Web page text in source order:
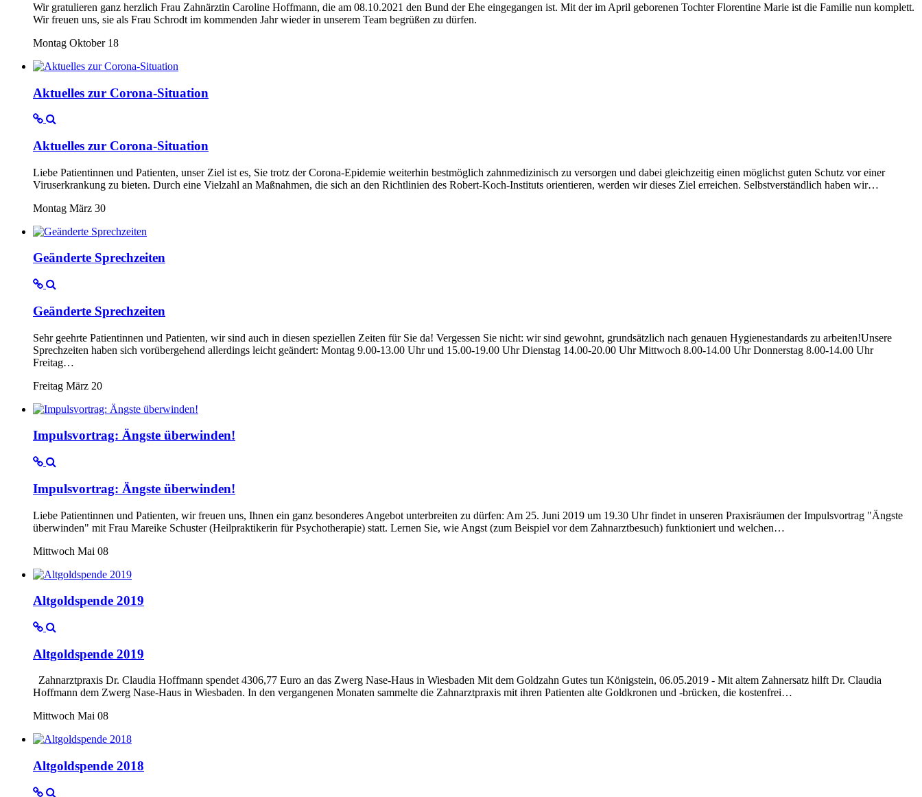
Wir gratulieren ganz herzlich Frau Zahnärztin Caroline Hoffmann, die am 08.10.2021 den Bund der Ehe eingegangen ist. Mit der im April geborenen Tochter Florentine Marie ist die Familie nun komplett.
Wir freuen uns, sie als Frau Schrodt im kommenden Jahr wieder in unserem Team begrüßen zu dürfen.
Montag Oktober 18
Aktuelles zur Corona-Situation
Aktuelles zur Corona-Situation
Liebe Patientinnen und Patienten, unser Ziel ist es, Sie trotz der Corona-Epidemie weiterhin bestmöglich zahnmedizinisch zu versorgen und dabei gleichzeitig einen möglichst guten Schutz vor einer
Viruserkrankung zu bieten. Durch eine Vielzahl an Maßnahmen, die sich an den Richtlinien des Robert-Koch-Instituts orientieren, werden wir dieses Ziel erreichen. Selbstverständlich haben wir…
Montag März 30
Geänderte Sprechzeiten
Geänderte Sprechzeiten
Sehr geehrte Patientinnen und Patienten, wir sind auch in diesen speziellen Zeiten für Sie da! Vergessen Sie nicht: wir sind gewohnt, grundsätzlich nach genauen Hygienestandards zu arbeiten!Unsere
Sprechzeiten haben sich vorübergehend allerdings leicht geändert: Montag 9.00-13.00 Uhr und 15.00-19.00 Uhr Dienstag 14.00-20.00 Uhr Mittwoch 8.00-14.00 Uhr Donnerstag 8.00-14.00 Uhr
Freitag…
Freitag März 20
Impulsvortrag: Ängste überwinden!
Impulsvortrag: Ängste überwinden!
Liebe Patientinnen und Patienten, wir freuen uns, Ihnen ein ganz besonderes Angebot unterbreiten zu dürfen: Am 25. Juni 2019 um 19.30 Uhr findet in unseren Praxisräumen der Impulsvortrag "Ängste
überwinden" mit Frau Mareike Schuster (Heilpraktikerin für Psychotherapie) statt. Lernen Sie, wie Angst (zum Beispiel vor dem Zahnarztbesuch) funktioniert und welchen…
Mittwoch Mai 08
Altgoldspende 2019
Altgoldspende 2019
Zahnarztpraxis Dr. Claudia Hoffmann spendet 4306,77 Euro an das Zwerg Nase-Haus in Wiesbaden Mit dem Goldzahn Gutes tun Königstein, 06.05.2019 - Mit altem Zahnersatz hilft Dr. Claudia
Hoffmann dem Zwerg Nase-Haus in Wiesbaden. In den vergangenen Monaten sammelte die Zahnarztpraxis mit ihren Patienten alte Goldkronen und -brücken, die kostenfrei…
Mittwoch Mai 08
Altgoldspende 2018